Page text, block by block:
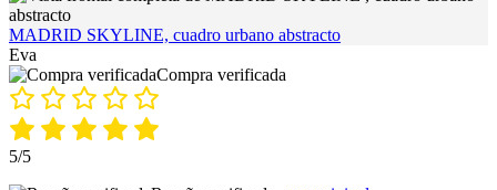
MADRID SKYLINE, cuadro urbano abstracto
Eva
Compra verificada
5/5